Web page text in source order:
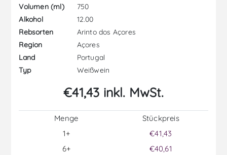
Volumen (ml)
750
Alkohol
12.00
Rebsorten
Arinto dos Açores
Region
Açores
Land
Portugal
Typ
Weißwein
€41,43 inkl. MwSt.
Menge
1+
6+
Stückpreis
€41,43
€40,61